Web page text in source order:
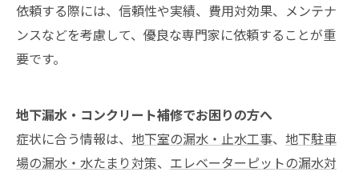
依頼する際には、信頼性や実績、費用対効果、メンテナ
ンスなどを考慮して、優良な専門家に依頼することが重
要です。
地下漏水・コンクリート補修でお困りの方へ
症状に合う情報は、 地下室の漏水・止水工事、 地下駐車
場の漏水・水たまり対策、 エレベーターピットの漏水対